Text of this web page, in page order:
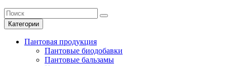
Категории
Пантовая продукция
Пантовые биодобавки
Пантовые бальзамы